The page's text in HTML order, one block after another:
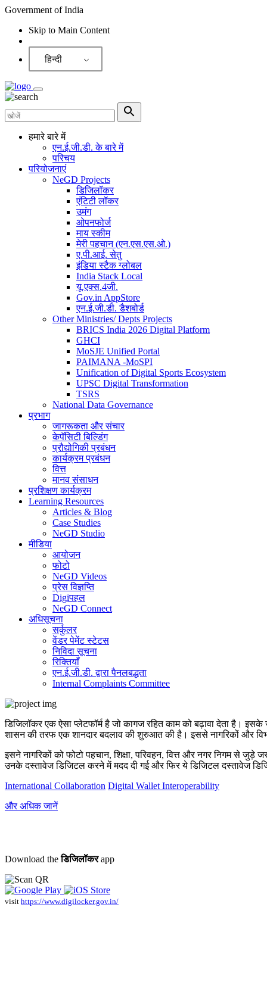
Government of India
Skip to Main Content
हिन्दी
हमारे बारे में
एन.ई.जी.डी. के बारे में
परिचय
परियोजनाएं
NeGD Projects
डिजिलॉकर
एंटिटी लॉकर
उमंग
ओपनफोर्ज
माय स्कीम
मेरी पहचान (एन.एस.एस.ओ.)
ए.पी.आई. सेतु
इंडिया स्टैक ग्लोबल
India Stack Local
यू.एक्स.4जी.
Gov.in AppStore
एन.ई.जी.डी. डैशबोर्ड
Other Ministries/ Depts Projects
BRICS India 2026 Digital Platform
GHCI
MoSJE Unified Portal
PAIMANA -MoSPI
Unification of Digital Sports Ecosystem
UPSC Digital Transformation
TSRS
National Data Governance
प्रभाग
जागरूकता और संचार
केपॅसिटी बिल्डिंग
प्रौद्योगिकी प्रबंधन
कार्यक्रम प्रबंधन
वित्त
मानव संसाधन
प्रशिक्षण कार्यक्रम
Learning Resources
Articles & Blog
Case Studies
NeGD Studio
मीडिया
आयोजन
फोटो
NeGD Videos
प्रेस विज्ञप्ति
Digiपहल
NeGD Connect
अधिसूचना
सर्कुलर
वेंडर पेमेंट स्टेटस
निविदा सूचना
रिक्तियाँ
एन.ई.जी.डी. द्वारा पैनलबद्धता
Internal Complaints Committee
डिजिलॉकर एक ऐसा प्लेटफॉर्म है जो कागज रहित काम को बढ़ावा देता है।
शासन की तरफ एक शानदार बदलाव की शुरुआत की है। इससे नागरिकों और
इसने नागरिकों को फोटो पहचान, शिक्षा, परिवहन, वित्त और नगर निगम से
उनके दस्तावेज डिजिटल करने में मदद दी गई और फिर ये डिजिटल दस्तावेज
International Collaboration Digital Wallet Interoperability
और अधिक जानें
Download theडिजिलॉकरapp
visit https://www.digilocker.gov.in/